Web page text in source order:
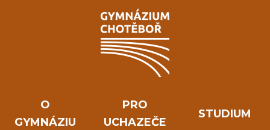
O
GYMNÁZIU
PRO
UCHAZEČE
STUDIUM